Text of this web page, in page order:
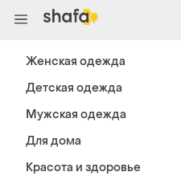
Женская одежда
Детская одежда
Мужская одежда
Для дома
Красота и здоровье